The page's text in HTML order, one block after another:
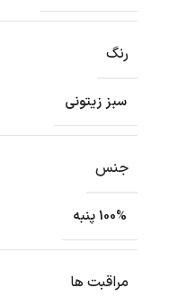
رنگ
سبز زیتونی
جنس
100% پنبه
مراقبت ها